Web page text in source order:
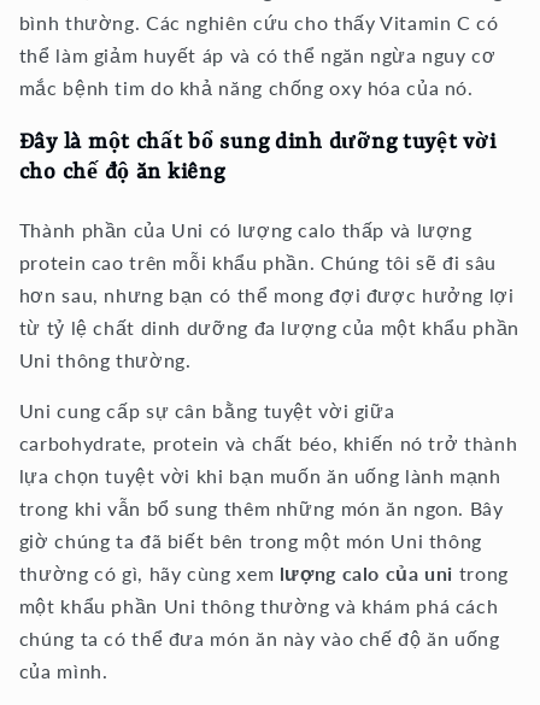
bình thường. Các nghiên cứu cho thấy Vitamin C có
thể làm giảm huyết áp và có thể ngăn ngừa nguy cơ
mắc bệnh tim do khả năng chống oxy hóa của nó.
Đây là một chất bổ sung dinh dưỡng tuyệt vời
cho chế độ ăn kiêng
Thành phần của Uni có lượng calo thấp và lượng
protein cao trên mỗi khẩu phần. Chúng tôi sẽ đi sâu
hơn sau, nhưng bạn có thể mong đợi được hưởng lợi
từ tỷ lệ chất dinh dưỡng đa lượng của một khẩu phần
Uni thông thường.
Uni cung cấp sự cân bằng tuyệt vời giữa
carbohydrate, protein và chất béo, khiến nó trở thành
lựa chọn tuyệt vời khi bạn muốn ăn uống lành mạnh
trong khi vẫn bổ sung thêm những món ăn ngon. Bây
giờ chúng ta đã biết bên trong một món Uni thông
thường có gì, hãy cùng xem lượng calo của uni trong
một khẩu phần Uni thông thường và khám phá cách
chúng ta có thể đưa món ăn này vào chế độ ăn uống
của mình.